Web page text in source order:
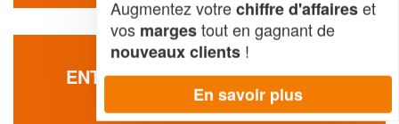
ENTREPRISE DUQUESNE JEAN
99 Rue Louis Cresson
62110 Henin-Beaumont
Augmentez votrechiffre d'affaireset
vos margestout en gagnant de
nouveaux clients !
En savoir plus